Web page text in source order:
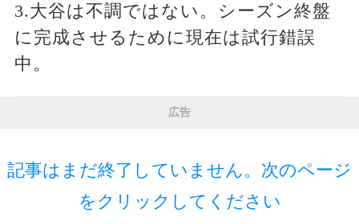
3.大谷は不調ではない。シーズン終盤
に完成させるために現在は試行錯誤
中。
広告
記事はまだ終了していません。次のページ
をクリックしてください